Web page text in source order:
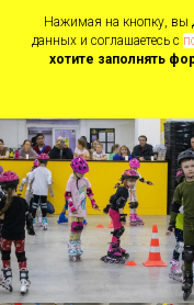
Нажимая на кнопку, вы
данных и соглашаетесь c
хотите заполнять